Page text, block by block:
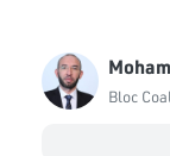
Bloc